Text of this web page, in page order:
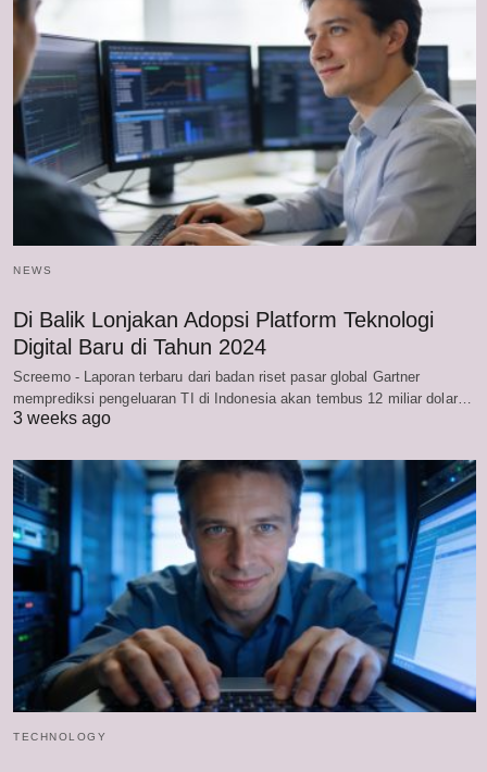
NEWS
Di Balik Lonjakan Adopsi Platform Teknologi
Digital Baru di Tahun 2024
Screemo - Laporan terbaru dari badan riset pasar global Gartner
memprediksi pengeluaran TI di Indonesia akan tembus 12 miliar dolar…
3 weeks ago
TECHNOLOGY